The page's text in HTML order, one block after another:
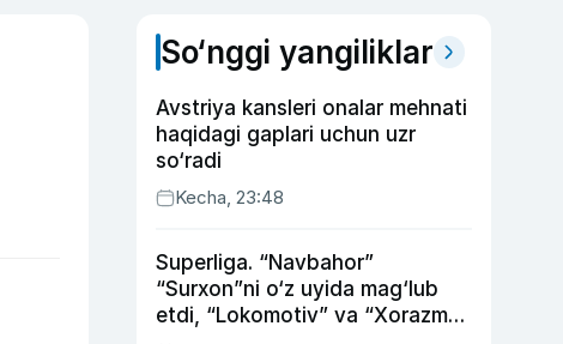
So‘nggi yangiliklar
Avstriya kansleri onalar mehnati
haqidagi gaplari uchun uzr
so‘radi
Kecha, 23:48
Superliga. “Navbahor”
“Surxon”ni o‘z uyida mag‘lub
etdi, “Lokomotiv” va “Xorazm”